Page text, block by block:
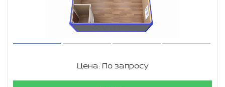
Цена: По запросу